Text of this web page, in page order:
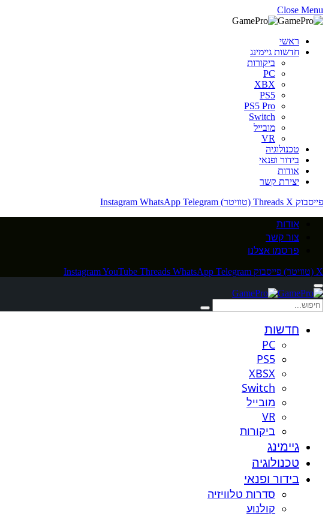
Close Menu
ראשי
חדשות גיימינג
ביקורות
PC
XBX
PS5
PS5 Pro
Switch
מובייל
VR
טכנולוגיה
בידור ופנאי
אודות
יצירת קשר
פייסבוק
Threads X (טוויטר) Instagram WhatsApp Telegram
אודות
צור קשר
פרסמו אצלנו
X (טוויטר) פייסבוק InstagramYouTube Threads WhatsApp Telegram
חדשות
PC
PS5
XBSX
Switch
מובייל
VR
ביקורות
גיימינג
טכנולוגיה
בידור ופנאי
סדרות טלוויזיה
קולנוע